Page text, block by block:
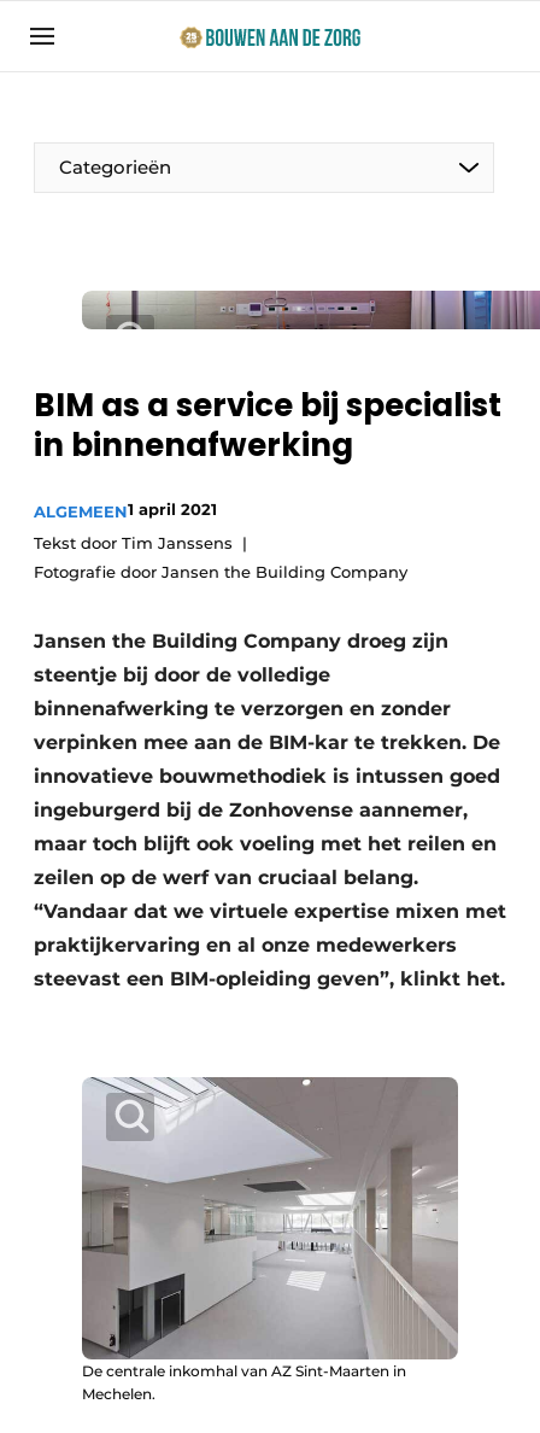
Aanmelden
Bedrijven
Bouwen aan de Zorg | Vakblad over bouw en
Direct contact
Jaarboek
Jubileumboek
Nieuwsbrief
Podcasts
Vacature aanmelden
Vacatures
Video’s
Categorieën
Productinformatie
Ziekenhuizen
Woonzorg & Verpleeghuizen
Privéklinieken
BIM as a service bij specialist
in binnenafwerking
ALGEMEEN1 april 2021
Tekst door Tim Janssens
Fotografie door Jansen the Building Company
Jansen the Building Company droeg zijn
steentje bij door de volledige
binnenafwerking te verzorgen en zonder
verpinken mee aan de BIM-kar te trekken. De
innovatieve bouwmethodiek is intussen goed
ingeburgerd bij de Zonhovense aannemer,
maar toch blijft ook voeling met het reilen en
zeilen op de werf van cruciaal belang.
“Vandaar dat we virtuele expertise mixen met
praktijkervaring en al onze medewerkers
steevast een BIM-opleiding geven”, klinkt het.
De centrale inkomhal van AZ Sint-Maarten in
Mechelen.